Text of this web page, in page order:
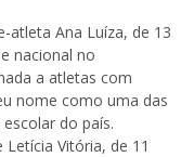
atleta Ana Luíza, de 13
nacional no
a atletas com
nome como uma das
do país.
Vitória, de 11